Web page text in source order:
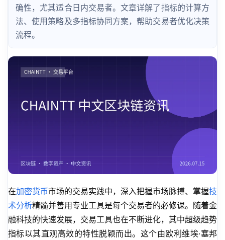
确性，尤其适合日内交易者。文章详解了指标的计算方
法、使用策略及多指标协同方案，帮助交易者优化决策
流程。
在加密货币市场的交易实践中，深入把握市场脉搏、掌握技
术分析精髓并善用专业工具是每个交易者的必修课。随着金
融科技的快速发展，交易工具也在不断进化，其中超级趋势
指标以其直观高效的特性脱颖而出。这个由欧利维埃·塞邦